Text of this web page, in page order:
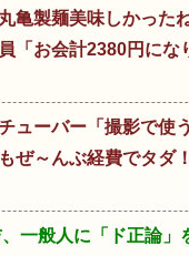
亀製麺美味しかった
「お会計2380円にな
ューバー「撮影で使
ぜ～んぶ経費でタダ
、一般人に「ド正論」